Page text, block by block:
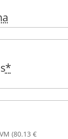
*
(80.13 €